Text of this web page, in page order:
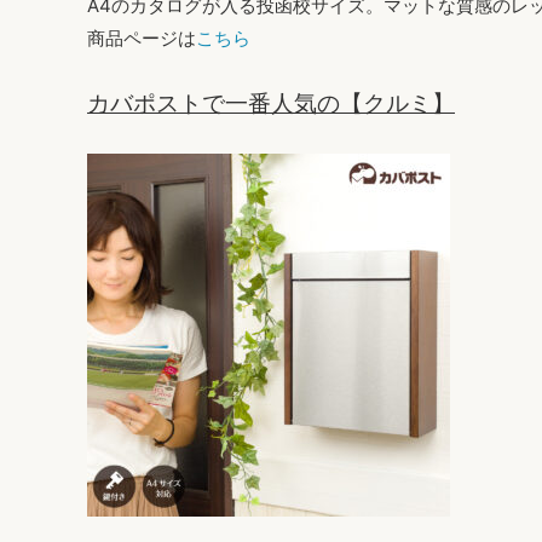
A4のカタログが入る投函校サイズ。マットな質感のレ
商品ページはこちら
カバポストで一番人気の【クルミ】